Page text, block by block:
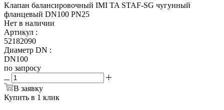
Клапан балансировочный IMI TA STAF-SG чугунный
фланцевый DN100 PN25
Нет в наличии
Артикул :
52182090
Диаметр DN :
DN100
по запросу
В заявку
Купить в 1 клик